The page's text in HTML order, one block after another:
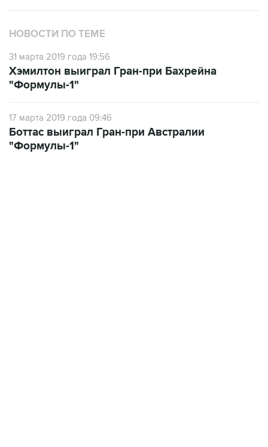
НОВОСТИ ПО ТЕМЕ
31 марта 2019 года 19:56
Хэмилтон выиграл Гран-при Бахрейна
"Формулы-1"
17 марта 2019 года 09:46
Боттас выиграл Гран-при Австралии
"Формулы-1"